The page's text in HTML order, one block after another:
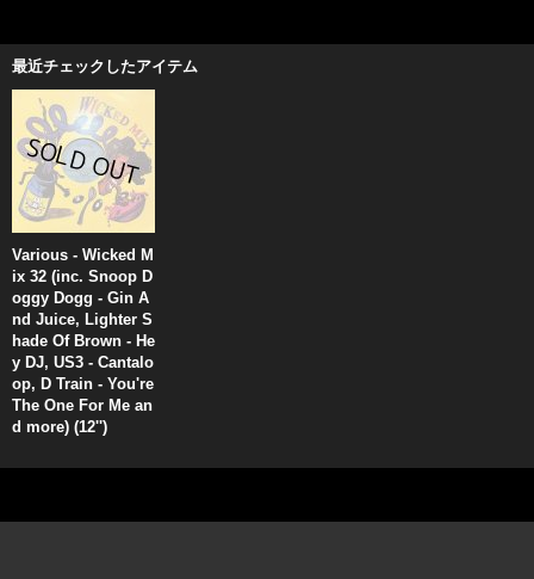
最近チェックしたアイテム
Various - Wicked M
ix 32 (inc. Snoop D
oggy Dogg - Gin A
nd Juice, Lighter S
hade Of Brown - He
y DJ, US3 - Cantalo
op, D Train - You're
The One For Me an
d more) (12'')